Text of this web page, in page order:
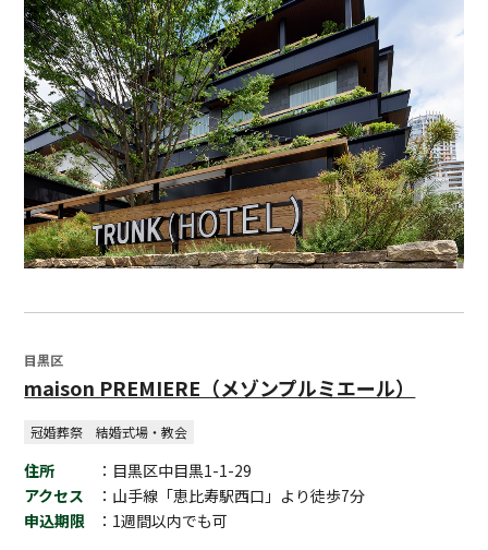
目黒区
maison PREMIERE（メゾンプルミエール）
冠婚葬祭 結婚式場・教会
住所
：目黒区中目黒1-1-29
アクセス
：山手線「恵比寿駅西口」より徒歩7分
申込期限
：1週間以内でも可